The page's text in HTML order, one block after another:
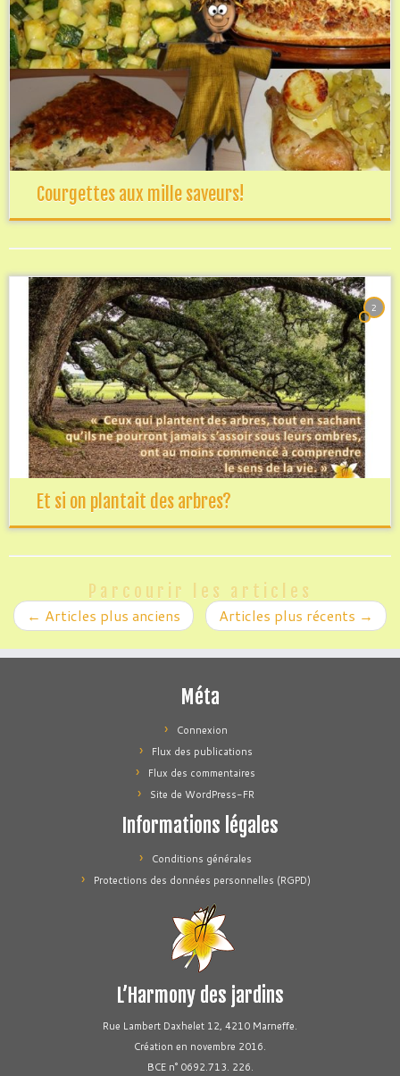
Courgettes aux mille saveurs!
2
Et si on plantait des arbres?
Parcourir les articles
← Articles plus anciens Articles plus récents →
Méta
Connexion
Flux des publications
Flux des commentaires
Site de WordPress-FR
Informations légales
Conditions générales
Protections des données personnelles (RGPD)
L’Harmony des jardins
Rue Lambert Daxhelet 12, 4210 Marneffe.
Création en novembre 2016.
BCE n° 0692.713. 226.